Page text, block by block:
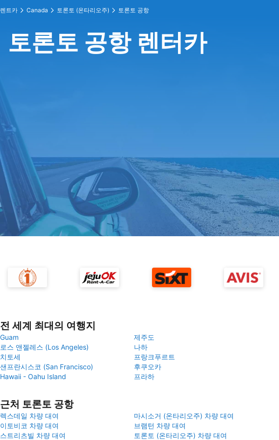
렌트카 Canada 토론토 (온타리오주) 토론토 공항
토론토 공항 렌터카
전 세계 최대의 여행지
Guam
제주도
로스 앤젤레스 (Los Angeles)
나하
치토세
프랑크푸르트
샌프란시스코 (San Francisco)
후쿠오카
Hawaii - Oahu Island
프라하
근처 토론토 공항
렉스데일 차량 대여
마시소거 (온타리오주) 차량 대여
이토비코 차량 대여
브램턴 차량 대여
스트리츠빌 차량 대여
토론토 (온타리오주) 차량 대여